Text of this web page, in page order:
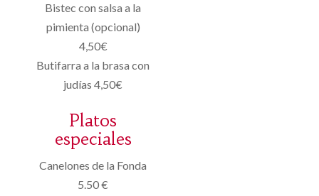
Bistec con salsa a la
pimienta (opcional)
4,50€
Butifarra a la brasa con
judías 4,50€
Platos
especiales
Canelones de la Fonda
5.50 €